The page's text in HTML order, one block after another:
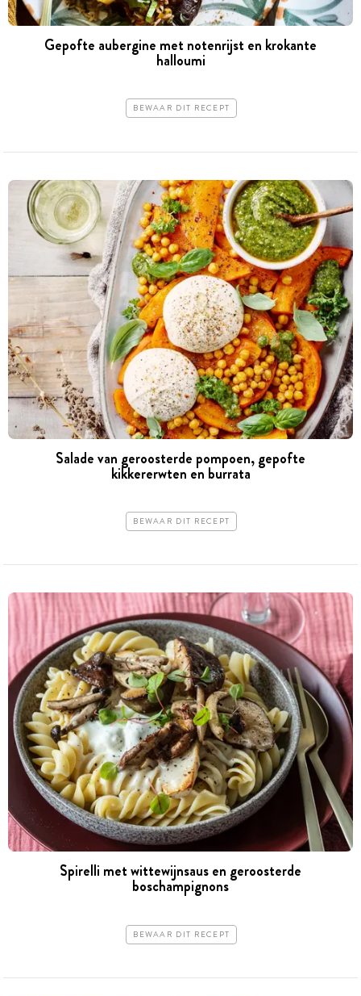
Gepofte aubergine met notenrijst en krokante
halloumi
BEWAAR DIT RECEPT
Salade van geroosterde pompoen, gepofte
kikkererwten en burrata
BEWAAR DIT RECEPT
Spirelli met wittewijnsaus en geroosterde
boschampignons
BEWAAR DIT RECEPT